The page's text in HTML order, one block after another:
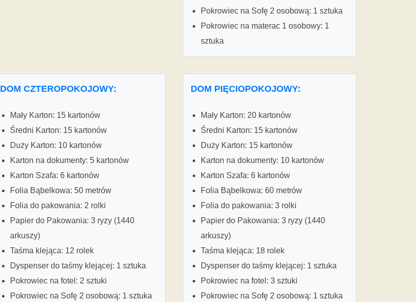
Pokrowiec na Sofę 2 osobową: 1 sztuka
Pokrowiec na materac 1 osobowy: 1
sztuka
DOM CZTEROPOKOJOWY:
Mały Karton: 15 kartonów
Średni Karton: 15 kartonów
Duży Karton: 10 kartonów
Karton na dokumenty: 5 kartonów
Karton Szafa: 6 kartonów
Folia Bąbelkowa: 50 metrów
Folia do pakowania: 2 rolki
Papier do Pakowania: 3 ryzy (1440
arkuszy)
Taśma klejąca: 12 rolek
Dyspenser do taśmy klejącej: 1 sztuka
Pokrowiec na fotel: 2 sztuki
Pokrowiec na Sofę 2 osobową: 1 sztuka
DOM PIĘCIOPOKOJOWY:
Mały Karton: 20 kartonów
Średni Karton: 15 kartonów
Duży Karton: 15 kartonów
Karton na dokumenty: 10 kartonów
Karton Szafa: 6 kartonów
Folia Bąbelkowa: 60 metrów
Folia do pakowania: 3 rolki
Papier do Pakowania: 3 ryzy (1440
arkuszy)
Taśma klejąca: 18 rolek
Dyspenser do taśmy klejącej: 1 sztuka
Pokrowiec na fotel: 3 sztuki
Pokrowiec na Sofę 2 osobową: 1 sztuka